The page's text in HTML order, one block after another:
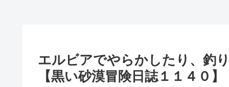
エルビアでやらかしたり、釣
【黒い砂漠冒険日誌１１４０】